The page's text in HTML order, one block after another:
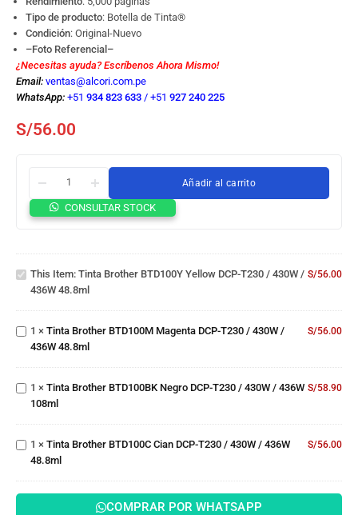
Tipo de producto: Botella de Tinta®
Condición: Original-Nuevo
–Foto Referencial–
¿Necesitas ayuda? Escríbenos Ahora Mismo!
Email: ventas@alcori.com.pe
WhatsApp: +51 934 823 633 / +51 927 240 225
S/56.00
Añadir al carrito
CONSULTAR STOCK
Tinta
Brother
T230 /
436W
48.8ml
This Item: Tinta Brother BTD100Y Yellow DCP-T230 / 430W /
436W 48.8ml
S/56.00
Brother
BTD100M
T230 /
436W
48.8ml
1 × Tinta Brother BTD100M Magenta DCP-T230 / 430W /
436W 48.8ml
S/56.00
Tinta
Brother
Negro
DCP-T230
/ 430W /
1 × Tinta Brother BTD100BK Negro DCP-T230 / 430W / 436W
108ml
S/58.90
Brother
BTD100C
T230 /
436W
48.8ml
1 × Tinta Brother BTD100C Cian DCP-T230 / 430W / 436W
48.8ml
S/56.00
COMPRAR POR WHATSAPP